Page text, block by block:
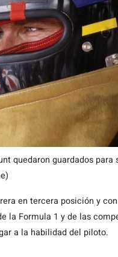
quedaron guardados para
en tercera posición y
la Formula 1 y de las
a la habilidad del piloto.